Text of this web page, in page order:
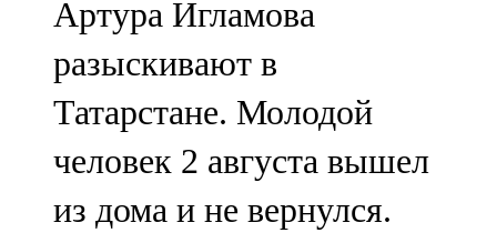
106,1 FM
Түбән Кама
102,6 FM
Чирмешән
107,7 FM
Артура Игламова
разыскивают в
Татарстане. Молодой
человек 2 августа вышел
из дома и не вернулся.